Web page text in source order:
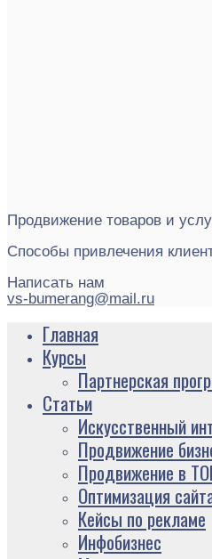
Продвижение товаров и
Способы привлечения
Написать нам
vs-bumerang@mail.ru
Главная
Курсы
Партнерская
Статьи
Искусственный
Продвижение
Продвижение в
Оптимизация
Кейсы по рекламе
Инфобизнес